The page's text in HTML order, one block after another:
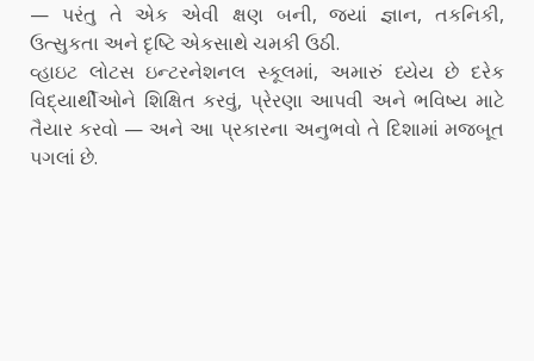
— પરંતુ તે એક એવી ક્ષણ બની, જ્યાં જ્ઞાન, તકનિકી,
ઉત્સુકતા અને દૃષ્ટિ એકસાથે ચમકી ઉઠી.
વ્હાઇટ લોટસ ઇન્ટરનેશનલ સ્કૂલમાં, અમારું ધ્યેય છે દરેક
વિદ્યાર્થીઓને શિક્ષિત કરવું, પ્રેરણા આપવી અને ભવિષ્ય માટે
તૈયાર કરવો — અને આ પ્રકારના અનુભવો તે દિશામાં મજબૂત
પગલાં છે.